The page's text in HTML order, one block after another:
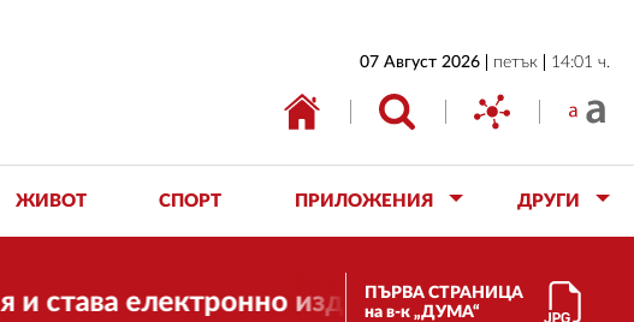
07 Август 2026 петък 14:01 ч.
ЖИВОТ СПОРТ ПРИЛОЖЕНИЯ ДРУГИ
издание, но ще продължи да
ПЪРВА СТРАНИЦА
на в-к „ДУМА“
ИКОНОМИКА
ОБЩЕСТВО